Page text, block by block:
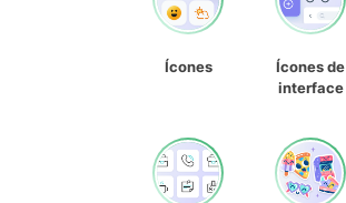
Ícones
Ícones de
interface